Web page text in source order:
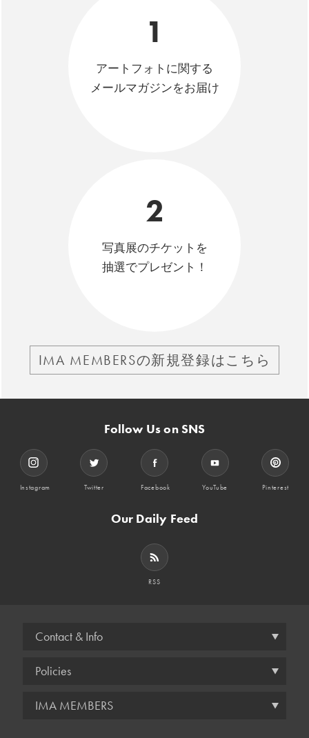
1
アートフォトに関する
メールマガジンをお届け
2
写真展のチケットを
抽選でプレゼント！
IMA MEMBERSの新規登録はこちら
Follow Us on SNS
Instagram Twitter Facebook YouTube Pinterest
Our Daily Feed
RSS
Contact & Info
Policies
IMA MEMBERS